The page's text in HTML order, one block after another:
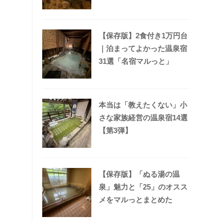
【保存版】2食付き1万円台
｜泊まってよかった温泉宿
31選「名宿マルっと」
本当は「教えたくない」小
さな家族経営の温泉宿14選
【第3弾】
【保存版】「ぬる湯の温
泉」魅力と「25」のオスス
メをマルっとまとめた